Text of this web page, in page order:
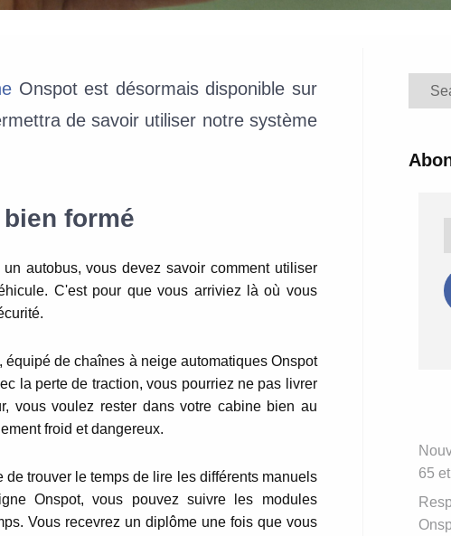
Onspot est désormais disponible sur
de savoir utiliser notre système
formé
autobus, vous devez savoir comment utiliser
C'est pour que vous arriviez là où vous
équipé de chaînes à neige automatiques Onspot
la perte de traction, vous pourriez ne pas livrer
vous voulez rester dans votre cabine bien au
froid et dangereux.
de trouver le temps de lire les différents manuels
Onspot, vous pouvez suivre les modules
Vous recevrez un diplôme une fois que vous
65